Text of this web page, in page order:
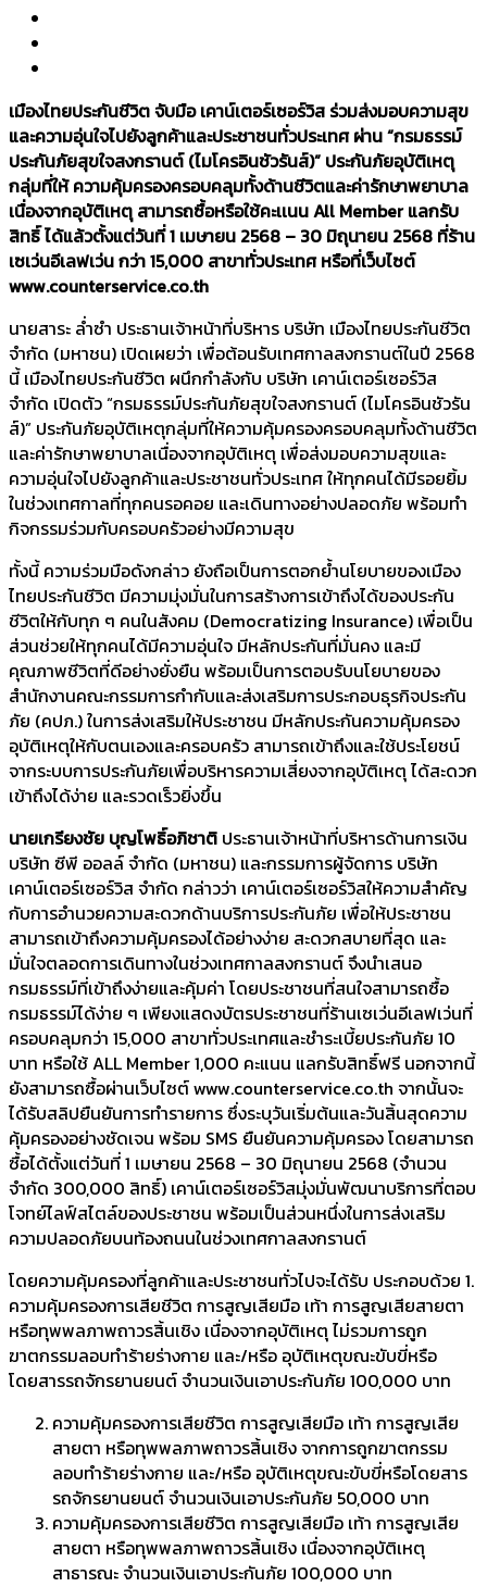
เมืองไทยประกันชีวิต จับมือ เคาน์เตอร์เซอร์วิส ร่วมส่งมอบความสุข
และความอุ่นใจไปยังลูกค้าและประชาชนทั่วประเทศ ผ่าน “กรมธรรม์
ประกันภัยสุขใจสงกรานต์ (ไมโครอินชัวรันส์)” ประกันภัยอุบัติเหตุ
กลุ่มที่ให้ ความคุ้มครองครอบคลุมทั้งด้านชีวิตและค่ารักษาพยาบาล
เนื่องจากอุบัติเหตุ สามารถซื้อหรือใช้คะเเนน All Member แลกรับ
สิทธิ์ ได้แล้วตั้งแต่วันที่ 1 เมษายน 2568 – 30 มิถุนายน 2568 ที่ร้าน
เซเว่นอีเลฟเว่น กว่า 15,000 สาขาทั่วประเทศ หรือที่เว็บไซต์
www.counterservice.co.th
นายสาระ ล่ำซำ ประธานเจ้าหน้าที่บริหาร บริษัท เมืองไทยประกันชีวิต
จำกัด (มหาชน) เปิดเผยว่า เพื่อต้อนรับเทศกาลสงกรานต์ในปี 2568
นี้ เมืองไทยประกันชีวิต ผนึกกำลังกับ บริษัท เคาน์เตอร์เซอร์วิส
จำกัด เปิดตัว “กรมธรรม์ประกันภัยสุขใจสงกรานต์ (ไมโครอินชัวรัน
ส์)” ประกันภัยอุบัติเหตุกลุ่มที่ให้ความคุ้มครองครอบคลุมทั้งด้านชีวิต
และค่ารักษาพยาบาลเนื่องจากอุบัติเหตุ เพื่อส่งมอบความสุขและ
ความอุ่นใจไปยังลูกค้าและประชาชนทั่วประเทศ ให้ทุกคนได้มีรอยยิ้ม
ในช่วงเทศกาลที่ทุกคนรอคอย และเดินทางอย่างปลอดภัย พร้อมทำ
กิจกรรมร่วมกับครอบครัวอย่างมีความสุข
ทั้งนี้ ความร่วมมือดังกล่าว ยังถือเป็นการตอกย้ำนโยบายของเมือง
ไทยประกันชีวิต มีความมุ่งมั่นในการสร้างการเข้าถึงได้ของประกัน
ชีวิตให้กับทุก ๆ คนในสังคม (Democratizing Insurance) เพื่อเป็น
ส่วนช่วยให้ทุกคนได้มีความอุ่นใจ มีหลักประกันที่มั่นคง และมี
คุณภาพชีวิตที่ดีอย่างยั่งยืน พร้อมเป็นการตอบรับนโยบายของ
สำนักงานคณะกรรมการกำกับและส่งเสริมการประกอบธุรกิจประกัน
ภัย (คปภ.) ในการส่งเสริมให้ประชาชน มีหลักประกันความคุ้มครอง
อุบัติเหตุให้กับตนเองและครอบครัว สามารถเข้าถึงและใช้ประโยชน์
จากระบบการประกันภัยเพื่อบริหารความเสี่ยงจากอุบัติเหตุ ได้สะดวก
เข้าถึงได้ง่าย และรวดเร็วยิ่งขึ้น
นายเกรียงชัย บุญโพธิ์อภิชาติ ประธานเจ้าหน้าที่บริหารด้านการเงิน
บริษัท ซีพี ออลล์ จำกัด (มหาชน) และกรรมการผู้จัดการ บริษัท
เคาน์เตอร์เซอร์วิส จำกัด กล่าวว่า เคาน์เตอร์เซอร์วิสให้ความสำคัญ
กับการอำนวยความสะดวกด้านบริการประกันภัย เพื่อให้ประชาชน
สามารถเข้าถึงความคุ้มครองได้อย่างง่าย สะดวกสบายที่สุด และ
มั่นใจตลอดการเดินทางในช่วงเทศกาลสงกรานต์ จึงนำเสนอ
กรมธรรม์ที่เข้าถึงง่ายและคุ้มค่า โดยประชาชนที่สนใจสามารถซื้อ
กรมธรรม์ได้ง่าย ๆ เพียงแสดงบัตรประชาชนที่ร้านเซเว่นอีเลฟเว่นที่
ครอบคลุมกว่า 15,000 สาขาทั่วประเทศและชำระเบี้ยประกันภัย 10
บาท หรือใช้ ALL Member 1,000 คะแนน แลกรับสิทธิ์ฟรี นอกจากนี้
ยังสามารถซื้อผ่านเว็บไซต์ www.counterservice.co.th จากนั้นจะ
ได้รับสลิปยืนยันการทำรายการ ซึ่งระบุวันเริ่มต้นและวันสิ้นสุดความ
คุ้มครองอย่างชัดเจน พร้อม SMS ยืนยันความคุ้มครอง โดยสามารถ
ซื้อได้ตั้งแต่วันที่ 1 เมษายน 2568 – 30 มิถุนายน 2568 (จำนวน
จำกัด 300,000 สิทธิ์) เคาน์เตอร์เซอร์วิสมุ่งมั่นพัฒนาบริการที่ตอบ
โจทย์ไลฟ์สไตล์ของประชาชน พร้อมเป็นส่วนหนึ่งในการส่งเสริม
ความปลอดภัยบนท้องถนนในช่วงเทศกาลสงกรานต์
โดยความคุ้มครองที่ลูกค้าและประชาชนทั่วไปจะได้รับ ประกอบด้วย 1.
ความคุ้มครองการเสียชีวิต การสูญเสียมือ เท้า การสูญเสียสายตา
หรือทุพพลภาพถาวรสิ้นเชิง เนื่องจากอุบัติเหตุ ไม่รวมการถูก
ฆาตกรรมลอบทำร้ายร่างกาย และ/หรือ อุบัติเหตุขณะขับขี่หรือ
โดยสารรถจักรยานยนต์ จำนวนเงินเอาประกันภัย 100,000 บาท
ความคุ้มครองการเสียชีวิต การสูญเสียมือ เท้า การสูญเสีย
สายตา หรือทุพพลภาพถาวรสิ้นเชิง จากการถูกฆาตกรรม
ลอบทำร้ายร่างกาย และ/หรือ อุบัติเหตุขณะขับขี่หรือโดยสาร
รถจักรยานยนต์ จำนวนเงินเอาประกันภัย 50,000 บาท
ความคุ้มครองการเสียชีวิต การสูญเสียมือ เท้า การสูญเสีย
สายตา หรือทุพพลภาพถาวรสิ้นเชิง เนื่องจากอุบัติเหตุ
สาธารณะ จำนวนเงินเอาประกันภัย 100,000 บาท